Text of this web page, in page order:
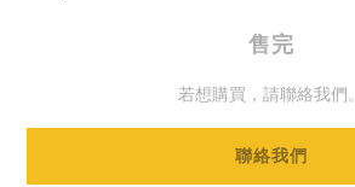
售完
若想購買，請聯絡我們。
聯絡我們